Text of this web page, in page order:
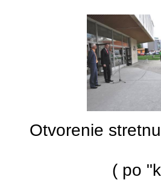
Otvorenie
( po